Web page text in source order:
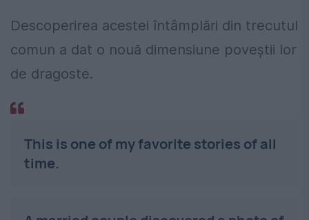
Descoperirea acestei întâmplări din trecutul
comun a dat o nouă dimensiune poveștii lor
de dragoste.
This is one of my favorite stories of all
time.